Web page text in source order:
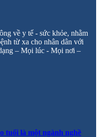
về y tế - sức khỏe, nhằm
từ xa cho nhân dân với
– Mọi lúc - Mọi nơi –
tuổi là một ngành nghề